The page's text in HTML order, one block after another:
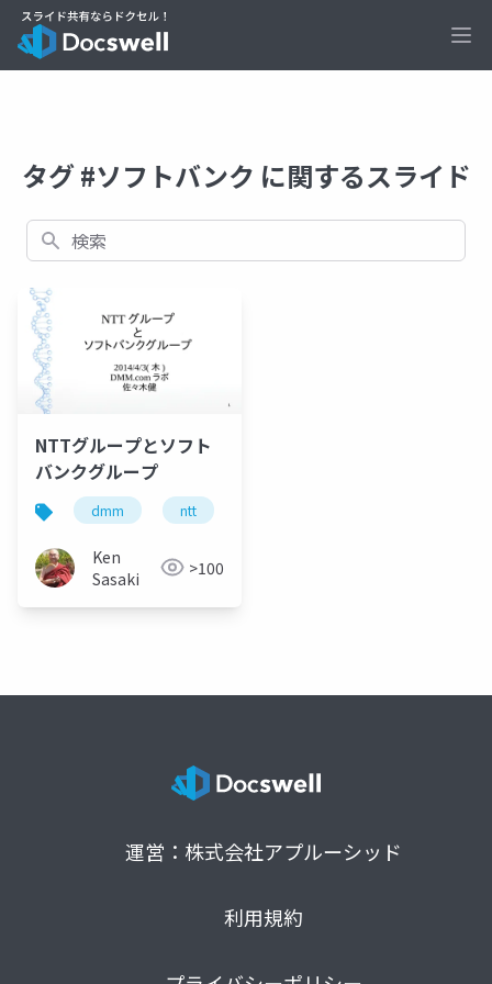
タグ #ソフトバンク に関するスライド
検索
NTTグループとソフト
バンクグループ
dmm ntt
Ken
Sasaki
>100
運営：株式会社アプルーシッド
利用規約